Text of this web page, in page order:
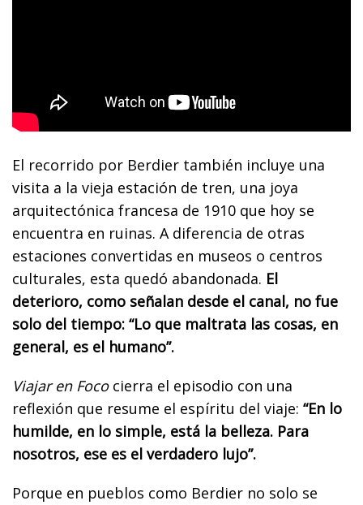
El recorrido por Berdier también incluye una
visita a la vieja estación de tren, una joya
arquitectónica francesa de 1910 que hoy se
encuentra en ruinas. A diferencia de otras
estaciones convertidas en museos o centros
culturales, esta quedó abandonada. El
deterioro, como señalan desde el canal, no fue
solo del tiempo: “Lo que maltrata las cosas, en
general, es el humano”.
Viajar en Fococierra el episodio con una
reflexión que resume el espíritu del viaje: “En lo
humilde, en lo simple, está la belleza. Para
nosotros, ese es el verdadero lujo”.
Porque en pueblos como Berdier no solo se